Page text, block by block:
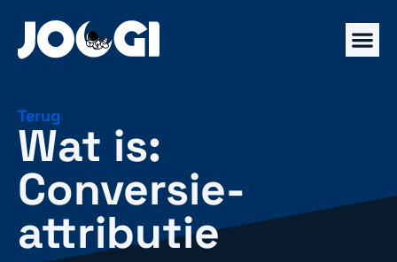
Terug
Wat is:
Conversie-
attributie